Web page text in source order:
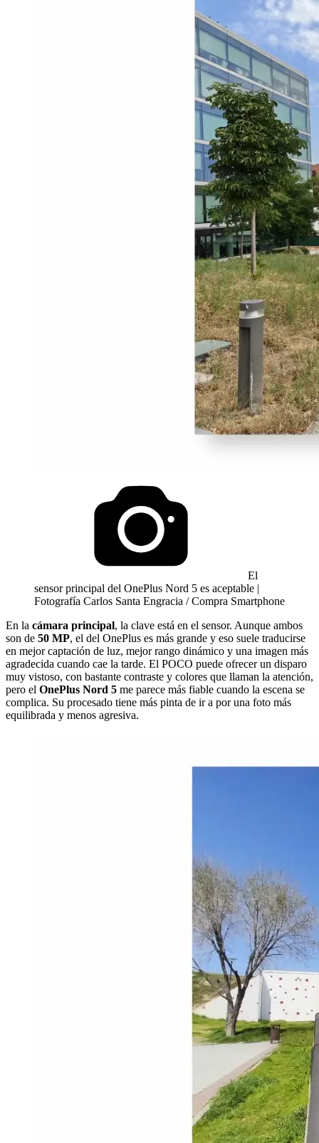
El
sensor principal del OnePlus Nord 5 es aceptable |
Fotografía Carlos Santa Engracia / Compra Smartphone
En la cámara principal, la clave está en el sensor. Aunque ambos
son de 50 MP, el del OnePlus es más grande y eso suele traducirse
en mejor captación de luz, mejor rango dinámico y una imagen más
agradecida cuando cae la tarde. El POCO puede ofrecer un disparo
muy vistoso, con bastante contraste y colores que llaman la atención,
pero el OnePlus Nord 5 me parece más fiable cuando la escena se
complica. Su procesado tiene más pinta de ir a por una foto más
equilibrada y menos agresiva.